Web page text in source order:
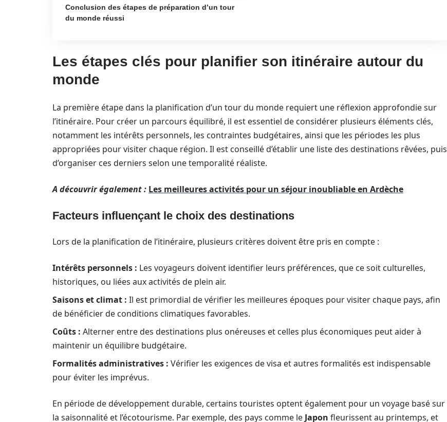
Conclusion des étapes de préparation d’un tour
du monde réussi
Les étapes clés pour planifier son itinéraire autour du
monde
La première étape dans la planification d’un tour du monde requiert une réflexion approfondie sur
l’itinéraire. Pour créer un parcours équilibré, il est essentiel de considérer plusieurs éléments clés,
notamment les intérêts personnels, les contraintes budgétaires, ainsi que les périodes les plus
appropriées pour visiter chaque région. Il est conseillé d’établir une liste des destinations rêvées, puis
d’organiser ces derniers selon une temporalité réaliste.
A découvrir également : Les meilleures activités pour un séjour inoubliable en Ardèche
Facteurs influençant le choix des destinations
Lors de la planification de l’itinéraire, plusieurs critères doivent être pris en compte :
Intérêts personnels : Les voyageurs doivent identifier leurs préférences, que ce soit culturelles,
historiques, ou liées aux activités de plein air.
Saisons et climat : Il est primordial de vérifier les meilleures époques pour visiter chaque pays, afin
de bénéficier de conditions climatiques favorables.
Coûts : Alterner entre des destinations plus onéreuses et celles plus économiques peut aider à
maintenir un équilibre budgétaire.
Formalités administratives : Vérifier les exigences de visa et autres formalités est indispensable
pour éviter les imprévus.
En période de développement durable, certains touristes optent également pour un voyage basé sur
la saisonnalité et l’écotourisme. Par exemple, des pays comme le Japon fleurissent au printemps, et